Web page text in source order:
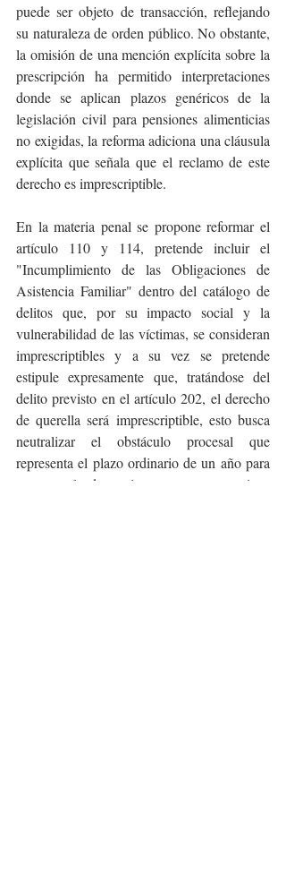
puede ser objeto de transacción, reflejando
su naturaleza de orden público. No obstante,
la omisión de una mención explícita sobre la
prescripción ha permitido interpretaciones
donde se aplican plazos genéricos de la
legislación civil para pensiones alimenticias
no exigidas, la reforma adiciona una cláusula
explícita que señala que el reclamo de este
derecho es imprescriptible.
En la materia penal se propone reformar el
artículo 110 y 114, pretende incluir el
"Incumplimiento de las Obligaciones de
Asistencia Familiar" dentro del catálogo de
delitos que, por su impacto social y la
vulnerabilidad de las víctimas, se consideran
imprescriptibles y a su vez se pretende
estipule expresamente que, tratándose del
delito previsto en el artículo 202, el derecho
de querella será imprescriptible, esto busca
neutralizar el obstáculo procesal que
representa el plazo ordinario de un año para
presentar la denuncia una vez que se tiene